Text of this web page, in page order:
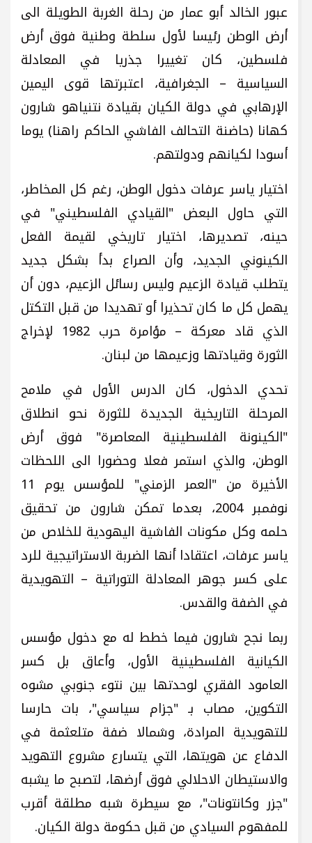
عبور الخالد أبو عمار من رحلة الغربة الطويلة الى
أرض الوطن رئيسا لأول سلطة وطنية فوق أرض
فلسطين، كان تغييرا جذريا في المعادلة
السياسية – الجغرافية، اعتبرتها قوى اليمين
الإرهابي في دولة الكيان بقيادة نتنياهو شارون
كهانا (حاضنة التحالف الفاشي الحاكم راهنا) يوما
أسودا لكيانهم ودولتهم.
اختيار ياسر عرفات دخول الوطن، رغم كل المخاطر،
التي حاول البعض "القيادي الفلسطيني" في
حينه، تصديرها، اختيار تاريخي لقيمة الفعل
الكينوني الجديد، وأن الصراع بدأ بشكل جديد
يتطلب قيادة الزعيم وليس رسائل الزعيم، دون أن
يهمل كل ما كان تحذيرا أو تهديدا من قبل التكتل
الذي قاد معركة – مؤامرة حرب 1982 لإخراج
الثورة وقيادتها وزعيمها من لبنان.
تحدي الدخول، كان الدرس الأول في ملامح
المرحلة التاريخية الجديدة للثورة نحو انطلاق
"الكينونة الفلسطينية المعاصرة" فوق أرض
الوطن، والذي استمر فعلا وحضورا الى اللحظات
الأخيرة من "العمر الزمني" للمؤسس يوم 11
نوفمبر 2004، بعدما تمكن شارون من تحقيق
حلمه وكل مكونات الفاشية اليهودية للخلاص من
ياسر عرفات، اعتقادا أنها الضربة الاستراتيجية للرد
على كسر جوهر المعادلة التوراتية – التهويدية
في الضفة والقدس.
ربما نجح شارون فيما خطط له مع دخول مؤسس
الكيانية الفلسطينية الأول، وأعاق بل كسر
العامود الفقري لوحدتها بين نتوء جنوبي مشوه
التكوين، مصاب بـ "جزام سياسي"، بات حارسا
للتهويدية المرادة، وشمالا ضفة متلعثمة في
الدفاع عن هويتها، التي يتسارع مشروع التهويد
والاستيطان الاحلالي فوق أرضها، لتصبح ما يشبه
"جزر وكانتونات"، مع سيطرة شبه مطلقة أقرب
للمفهوم السيادي من قبل حكومة دولة الكيان.